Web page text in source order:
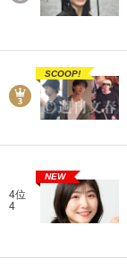
SCOOP!
4位
4
NEW